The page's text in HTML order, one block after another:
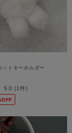
ットキーホルダー
5.0 (1件)